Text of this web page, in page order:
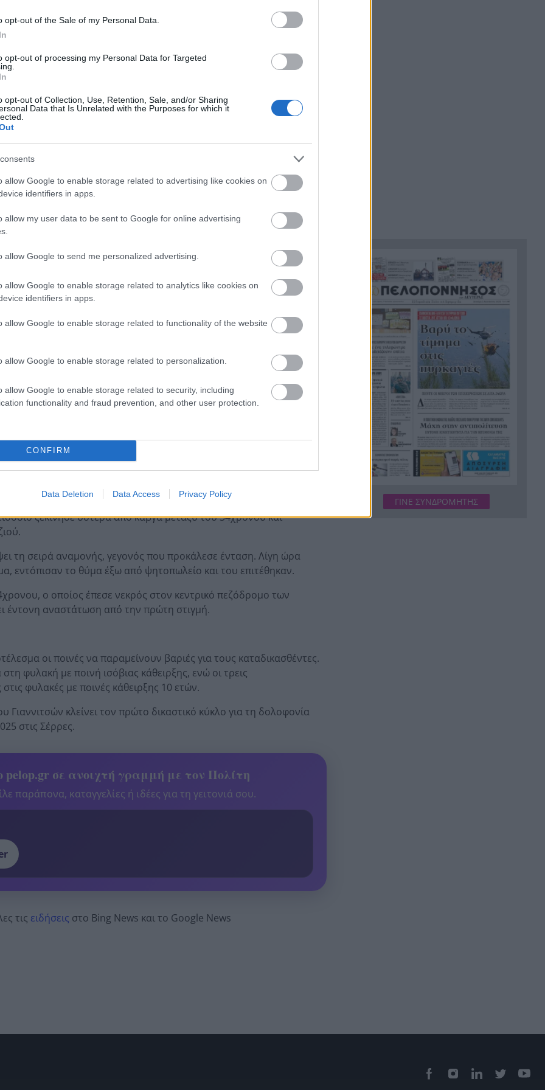
opt-out of the Sale of my Personal Data.
opt-out of processing my Personal Data for Targeted
opt-out of Collection, Use, Retention, Sale, and/or Sharing
Data that Is Unrelated with the Purposes for which it
allow Google to enable storage related to advertising like cookies on
identifiers in apps.
allow my user data to be sent to Google for online advertising
allow Google to send me personalized advertising.
allow Google to enable storage related to analytics like cookies on
identifiers in apps.
allow Google to enable storage related to functionality of the website
allow Google to enable storage related to personalization.
allow Google to enable storage related to security, including
functionality and fraud prevention, and other user protection.
CONFIRM
Data Deletion Data Access Privacy Policy
άλλα τρία άτομα, στα οποία επέβαλε ποινές κάθειρξης 10 ετών.
σε ανθρωποκτονία, καθώς, σύμφωνα με την κρίση του δικαστηρίου,
σε δίκη για την υπόθεση, αθωώθηκε.
28 έως 31 ετών, δεν αναγνωρίστηκε ελαφρυντικό. Όλοι επέστρεψαν
κρατούμενοι από τον Ιανουάριο του 2025.
ισόβια κρίθηκε ένοχος ως φυσικός αυτουργός της
θανάσιμα τον 34χρονο με στρατιωτικό μαχαίρι.
ότι είχαν συμμετοχή στην επίθεση, ενώ ένας από αυτούς φέρεται
ποινές για πλημμεληματικές πράξεις, όπως επικίνδυνη σωματική
παραβάσεις της νομοθεσίας περί όπλων.
ξεκίνησε ύστερα από καβγά μεταξύ του 34χρονου και
τη σειρά αναμονής, γεγονός που προκάλεσε ένταση. Λίγη ώρα
εντόπισαν το θύμα έξω από ψητοπωλείο και του επιτέθηκαν.
ο οποίος έπεσε νεκρός στον κεντρικό πεζόδρομο των
έντονη αναστάτωση από την πρώτη στιγμή.
οι ποινές να παραμείνουν βαριές για τους καταδικασθέντες.
φυλακή με ποινή ισόβιας κάθειρξης, ενώ οι τρεις
φυλακές με ποινές κάθειρξης 10 ετών.
κλείνει τον πρώτο δικαστικό κύκλο για τη δολοφονία
στις Σέρρες.
pelop.gr σε ανοιχτή γραμμή με τον Πολίτη
παράπονα, καταγγελίες ή ιδέες για τη γειτονιά σου.
τις ειδήσεις στο Bing News και το Google News
και 11 ελικόπτερα
21:12 Ορίστηκαν τα ματς που θα
δώσει η ΑΕΚ στα πλέι-οφς του
Champions League
Δυτική Αττική: Ο χάρτης της
μεγάλης καταστροφής, πάνω
από 480.000 στρέμματα
κάηκαν σε 9 χρόνια
Φωτιές: Οι ριπές ανέμου
ξεπέρασαν τα 150 χιλιόμετρα
την ώρα, ρεκόρ 15ετίας
Από την Κέρκυρα στην
Ερείκουσα ανοίγει πανιά το
Ράλι Ιονίου
«Το βραβείο του το έδωσε στη
μητέρα μας, ήταν πολύ
ΓΙΝΕ ΣΥΝΔΡΟΜΗΤΗΣ